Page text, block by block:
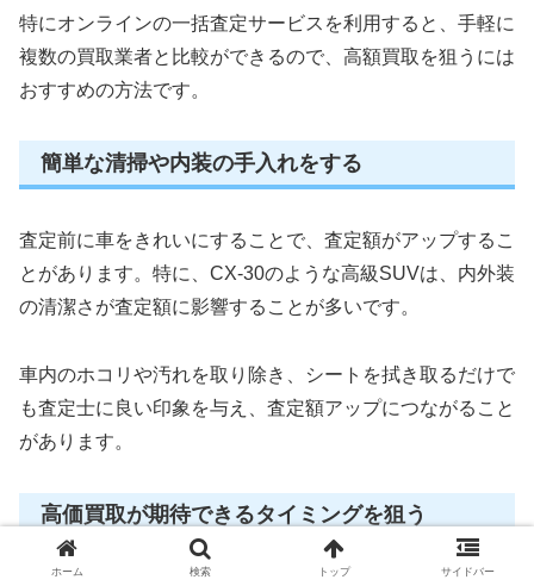
特にオンラインの一括査定サービスを利用すると、手軽に
複数の買取業者と比較ができるので、高額買取を狙うには
おすすめの方法です。
簡単な清掃や内装の手入れをする
査定前に車をきれいにすることで、査定額がアップするこ
とがあります。特に、CX-30のような高級SUVは、内外装
の清潔さが査定額に影響することが多いです。
車内のホコリや汚れを取り除き、シートを拭き取るだけで
も査定士に良い印象を与え、査定額アップにつながること
があります。
高価買取が期待できるタイミングを狙う
ホーム 検索 トップ サイドバー